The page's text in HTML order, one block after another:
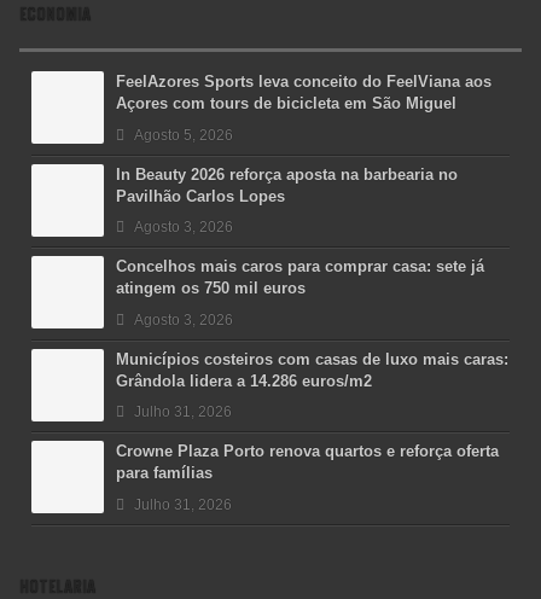
ECONOMIA
FeelAzores Sports leva conceito do FeelViana aos
Açores com tours de bicicleta em São Miguel
Agosto 5, 2026
In Beauty 2026 reforça aposta na barbearia no
Pavilhão Carlos Lopes
Agosto 3, 2026
Concelhos mais caros para comprar casa: sete já
atingem os 750 mil euros
Agosto 3, 2026
Municípios costeiros com casas de luxo mais caras:
Grândola lidera a 14.286 euros/m2
Julho 31, 2026
Crowne Plaza Porto renova quartos e reforça oferta
para famílias
Julho 31, 2026
HOTELARIA